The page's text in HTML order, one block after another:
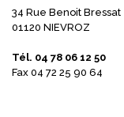
34 Rue Benoit Bressat
01120 NIEVROZ
Tél. 04 78 06 12 50
Fax 04 72 25 90 64